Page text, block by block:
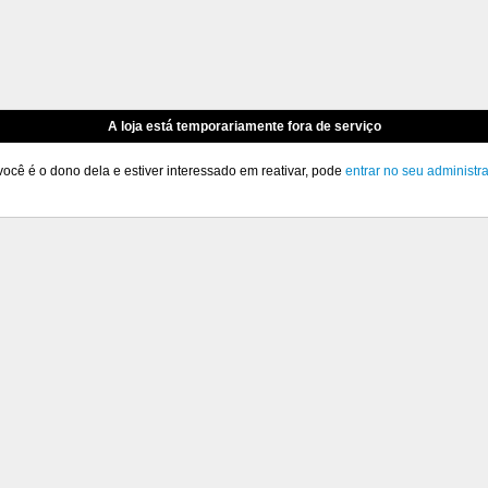
A loja está temporariamente fora de serviço
é o dono dela e estiver interessado em reativar, pode entrar no seu